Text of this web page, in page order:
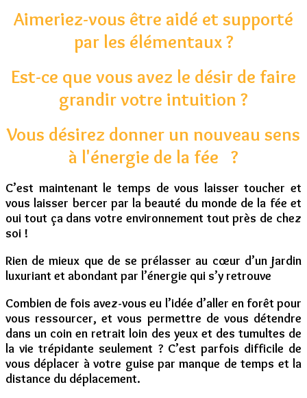
Aimeriez-vous être aidé et supporté
par les élémentaux ?
Est-ce que vous avez le désir de faire
grandir votre intuition ?
Vous désirez donner un nouveau sens
à l'énergie de la fée ?
C’est maintenant le temps de vous laisser toucher et
vous laisser bercer par la beauté du monde de la fée et
oui tout ça dans votre environnement tout près de chez
soi !
Rien de mieux que de se prélasser au cœur d’un jardin
luxuriant et abondant par l’énergie qui s’y retrouve
Combien de fois avez-vous eu l’idée d’aller en forêt pour
vous ressourcer, et vous permettre de vous détendre
dans un coin en retrait loin des yeux et des tumultes de
la vie trépidante seulement ? C’est parfois difficile de
vous déplacer à votre guise par manque de temps et la
distance du déplacement.